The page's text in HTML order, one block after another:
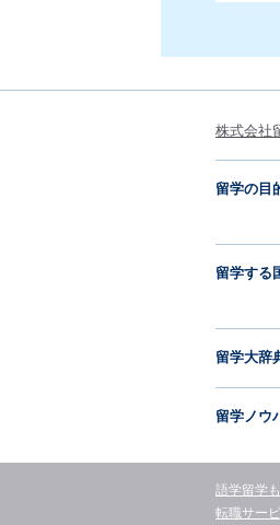
株式会社
留学の目
留学する
留学大辞
留学ノウ
語学留学
転職サー